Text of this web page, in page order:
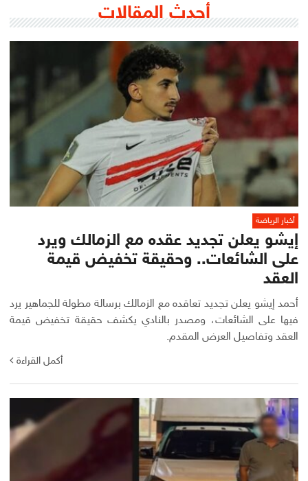
أحدث المقالات
أخبار الرياضة
إيشو يعلن تجديد عقده مع الزمالك ويرد
على الشائعات.. وحقيقة تخفيض قيمة
العقد
أحمد إيشو يعلن تجديد تعاقده مع الزمالك برسالة مطولة للجماهير يرد
فيها على الشائعات، ومصدر بالنادي يكشف حقيقة تخفيض قيمة
العقد وتفاصيل العرض المقدم.
أكمل القراءة